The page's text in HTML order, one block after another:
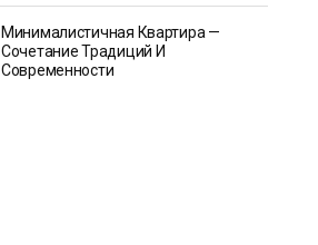
Минималистичная Квартира —
Сочетание Традиций И
Современности